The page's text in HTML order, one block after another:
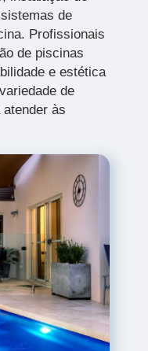
de
Profissionais
de piscinas
e estética
de
às